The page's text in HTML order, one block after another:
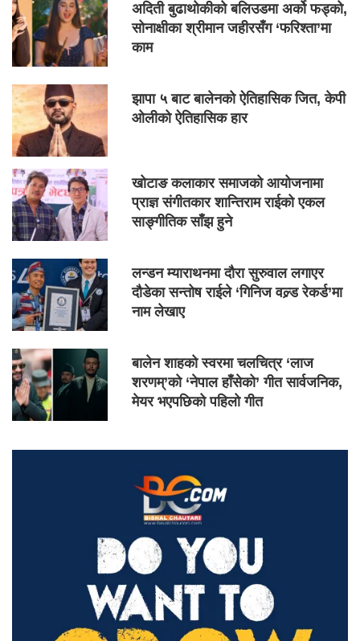
अदिती बुढाथोकीको बलिउडमा अर्को फड्को,
सोनाक्षीका श्रीमान जहीरसँग ‘फरिश्ता’मा
काम
झापा ५ बाट बालेनको ऐतिहासिक जित, केपी
ओलीको ऐतिहासिक हार
खोटाङ कलाकार समाजको आयोजनामा
प्राज्ञ संगीतकार शान्तिराम राईको एकल
साङ्गीतिक साँझ हुने
लन्डन म्याराथनमा दौरा सुरुवाल लगाएर
दौडेका सन्तोष राईले ‘गिनिज वल्र्ड रेकर्ड’मा
नाम लेखाए
बालेन शाहको स्वरमा चलचित्र ‘लाज
शरणम्’को ‘नेपाल हाँसेको’ गीत सार्वजनिक,
मेयर भएपछिको पहिलो गीत